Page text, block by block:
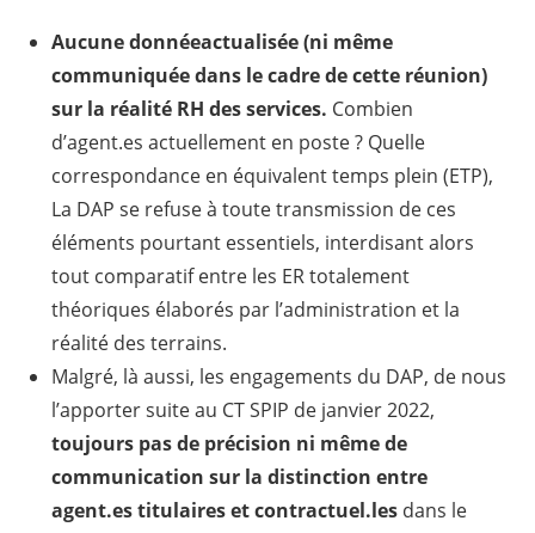
Aucune donnéeactualisée(ni même
communiquée dans le cadre de cette réunion)
sur la réalité RH des services. Combien
d’agent.es actuellement en poste ? Quelle
correspondance en équivalent temps plein (ETP),
La DAP se refuse à toute transmission de ces
éléments pourtant essentiels, interdisant alors
tout comparatif entre les ER totalement
théoriques élaborés par l’administration et la
réalité des terrains.
Malgré, là aussi, les engagements du DAP, de nous
l’apporter suite au CT SPIP de janvier 2022,
toujours pas de précision ni même de
communication sur la distinction entre
agent.es titulaires et contractuel.lesdans le